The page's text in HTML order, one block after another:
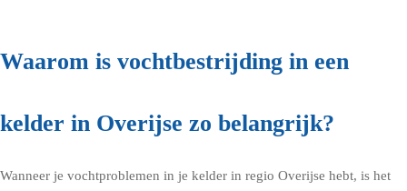
Waarom is vochtbestrijding in een
kelder in Overijse zo belangrijk?
Wanneer je vochtproblemen in je kelder in regio Overijse hebt, is het